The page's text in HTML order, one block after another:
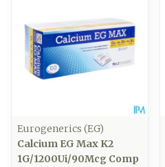
Eurogenerics (EG)
Calcium EG Max K2
1G/1200Ui/90Mcg Comp